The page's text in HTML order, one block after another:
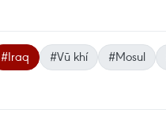
#Iraq #Vũ khí #Mosul